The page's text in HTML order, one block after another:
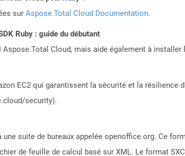
sur Aspose.Total Cloud Documentation.
Ruby : guide du débutant
Aspose.Total Cloud, mais aide également à
EC2 qui garantissent la sécurité et la résilience
security).
une suite de bureaux appelée openoffice.org. Ce
de feuille de calcul basé sur XML. Le format